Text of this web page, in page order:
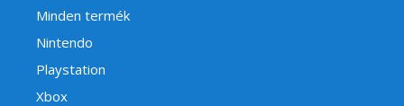
Minden termék
Nintendo
Playstation
Xbox